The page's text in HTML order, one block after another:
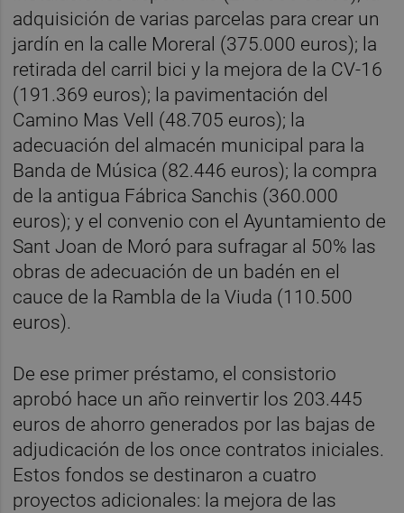
adquisición de varias parcelas para crear un
jardín en la calle Moreral (375.000 euros); la
retirada del carril bici y la mejora de la CV-16
(191.369 euros); la pavimentación del
Camino Mas Vell (48.705 euros); la
adecuación del almacén municipal para la
Banda de Música (82.446 euros); la compra
de la antigua Fábrica Sanchis (360.000
euros); y el convenio con el Ayuntamiento de
Sant Joan de Moró para sufragar al 50% las
obras de adecuación de un badén en el
cauce de la Rambla de la Viuda (110.500
euros).
De ese primer préstamo, el consistorio
aprobó hace un año reinvertir los 203.445
euros de ahorro generados por las bajas de
adjudicación de los once contratos iniciales.
Estos fondos se destinaron a cuatro
proyectos adicionales: la mejora de las